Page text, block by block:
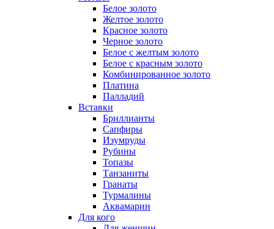
Белое золото
Желтое золото
Красное золото
Черное золото
Белое с желтым золото
Белое с красным золото
Комбинированное золото
Платина
Палладий
Вставки
Бриллианты
Сапфиры
Изумруды
Рубины
Топазы
Танзаниты
Гранаты
Турмалины
Аквамарин
Для кого